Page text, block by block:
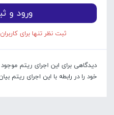
ورود و
ثبت نظر تنها برای
دیدگاهی برای این اجرای ریتم
خود را در رابطه با این اجرای ریتم